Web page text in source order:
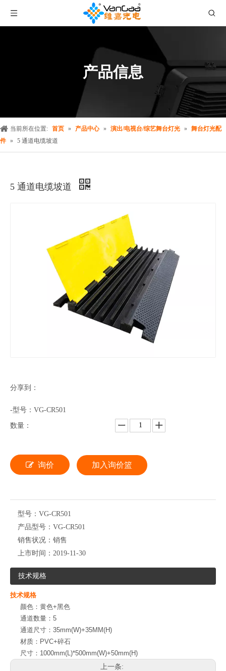
产品信息
当前所在位置: 首页 » 产品中心 » 演出/电视台/综艺舞台灯光 » 舞台灯光配
件 » 5 通道电缆坡道
5 通道电缆坡道
分享到：
-型号：VG-CR501
数量：
询价 加入询价篮
型号： VG-CR501
产品型号： VG-CR501
销售状况： 销售
上市时间： 2019-11-30
技术规格
技术规格
颜色：黄色+黑色
通道数量：5
通道尺寸：35mm(W)+35MM(H)
材质：PVC+碎石
尺寸：1000mm(L)*500mm(W)+50mm(H)
上一条: